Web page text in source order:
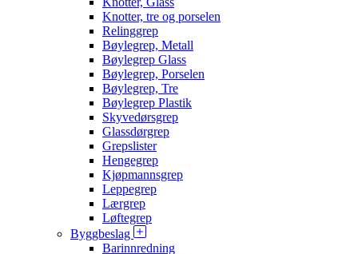
Knotter, tre og porselen
Relinggrep
Bøylegrep, Metall
Bøylegrep Glass
Bøylegrep, Porselen
Bøylegrep, Tre
Bøylegrep Plastik
Skyvedørsgrep
Glassdørgrep
Grepslister
Hengegrep
Kjøpmannsgrep
Leppegrep
Lærgrep
Løftegrep
Byggbeslag
Barinnredning